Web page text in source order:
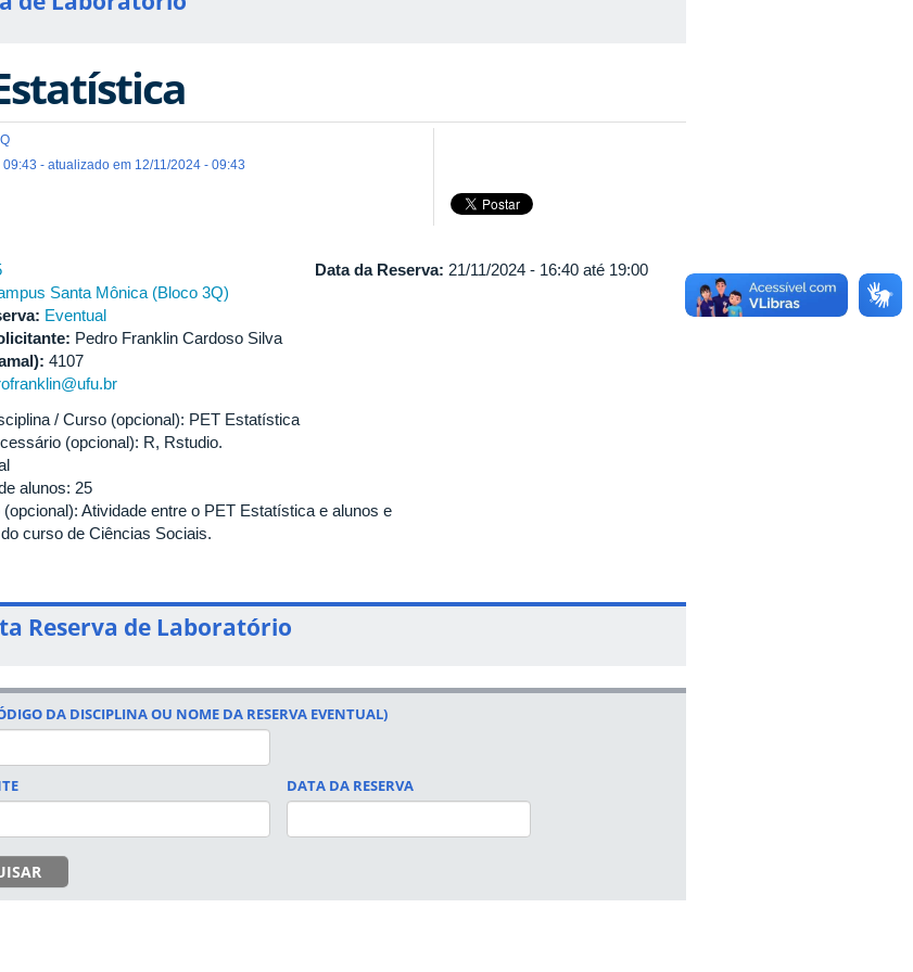
- atualizado em 12/11/2024 - 09:43
Santa Mônica (Bloco 3Q)
Eventual
Pedro Franklin Cardoso Silva
4107
Data da Reserva: 21/11/2024 - 16:40 até 19:00
/ Curso (opcional): PET Estatística
(opcional): R, Rstudio.
alunos: 25
Atividade entre o PET Estatística e alunos e
curso de Ciências Sociais.
Reserva de Laboratório
DA DISCIPLINA OU NOME DA RESERVA EVENTUAL)
DATA DA RESERVA